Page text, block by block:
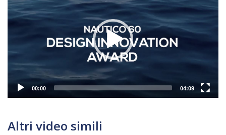
00:00 04:09
Altri video simili